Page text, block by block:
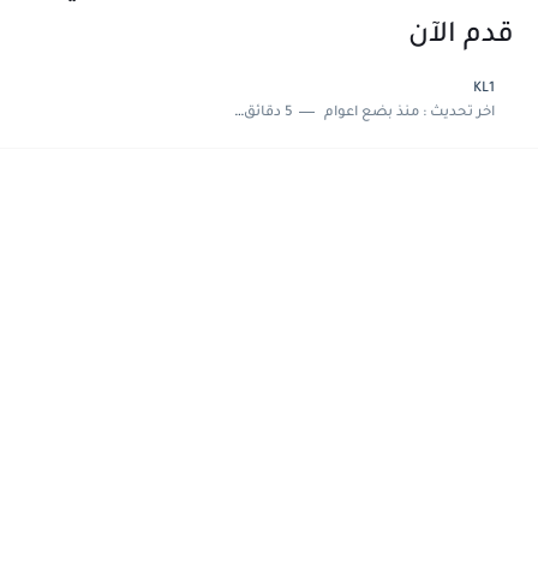
قدم الآن
KL1
اخر تحديث :منذ بضع اعوام 5 دقائق للقراءة